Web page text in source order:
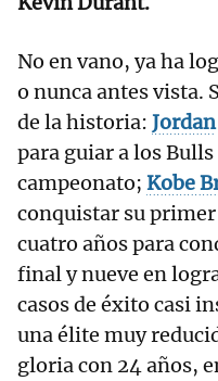
No en vano, ya ha
o nunca antes vista.
de la historia: Jordan
para guiar a los
campeonato; Kobe
conquistar su
cuatro años para
final y nueve en
casos de éxito casi
una élite muy
gloria con 24 años,